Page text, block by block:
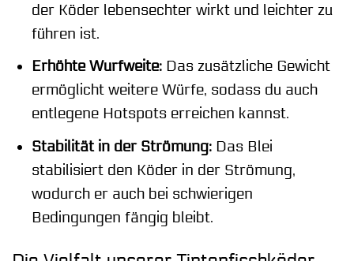
der Köder lebensechter wirkt und leichter zu
führen ist.
Erhöhte Wurfweite:Das zusätzliche Gewicht
ermöglicht weitere Würfe, sodass du auch
entlegene Hotspots erreichen kannst.
Stabilität in der Strömung:Das Blei
stabilisiert den Köder in der Strömung,
wodurch er auch bei schwierigen
Bedingungen fängig bleibt.